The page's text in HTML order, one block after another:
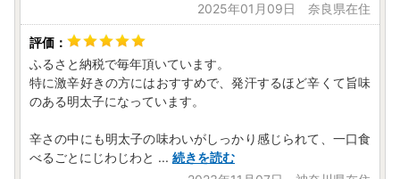
2025年01月09日 奈良県在住
ふるさと納税で毎年頂いています。
特に激辛好きの方にはおすすめで、発汗するほど辛くて旨味
のある明太子になっています。
辛さの中にも明太子の味わいがしっかり感じられて、一口食
べるごとにじわじわと ... 続きを読む